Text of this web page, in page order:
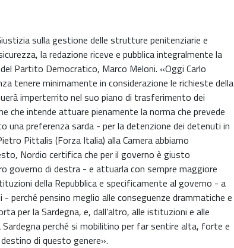
sulla gestione delle strutture penitenziarie e
la redazione riceve e pubblica integralmente la
Partito Democratico, Marco Meloni. «Oggi Carlo
tenere minimamente in considerazione le richieste della
imperterrito nel suo piano di trasferimento dei
che intende attuare pienamente la norma che prevede
una preferenza sarda - per la detenzione dei detenuti in
Pittalis (Forza Italia) alla Camera abbiamo
Nordio certifica che per il governo è giusto
governo di destra - e attuarla con sempre maggiore
della Repubblica e specificamente al governo - a
perché pensino meglio alle conseguenze drammatiche e
per la Sardegna, e, dall’altro, alle istituzioni e alle
perché si mobilitino per far sentire alta, forte e
di questo genere».